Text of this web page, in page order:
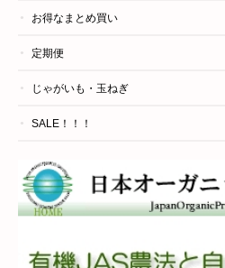
お得なまとめ買い
定期便
じゃがいも・玉ねぎ
SALE！！！